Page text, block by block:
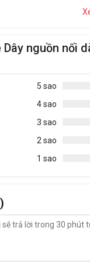
nguồn nối
5 sao
4 sao
3 sao
2 sao
1 sao